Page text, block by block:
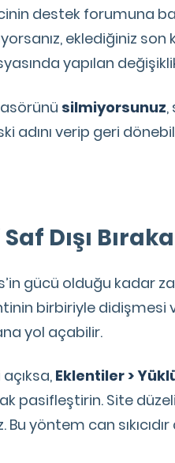
destek forumuna
eklediğiniz son
yapılan
silmiyorsunuz,
adını verip geri
Dışı
gücü olduğu kadar
birbiriyle
yol açabilir.
Eklentiler >
pasifleştirin. Site
yöntem can